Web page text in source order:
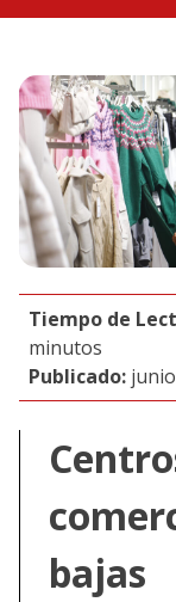
Tiempo de
minutos
Publicado:
bajas